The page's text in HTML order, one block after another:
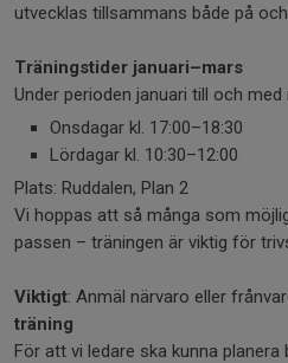
utvecklas tillsammans både på
Träningstider januari–mars
Under perioden januari till och
Onsdagar kl. 17:00–18:30
Lördagar kl. 10:30–12:00
Plats: Ruddalen, Plan 2
Vi hoppas att så många som
passen – träningen är viktig för
Viktigt: Anmäl närvaro eller
träning
För att vi ledare ska kunna planera